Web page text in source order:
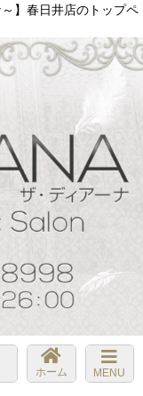
】春日井店のトップペ
ホーム MENU